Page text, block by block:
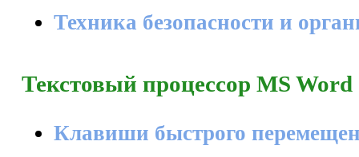
Техника безопасности и
Текстовый процессор MS Word
Клавиши быстрого